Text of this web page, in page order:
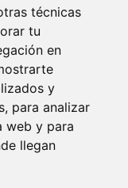
técnicas
tu
en
y
para analizar
web y para
llegan
más